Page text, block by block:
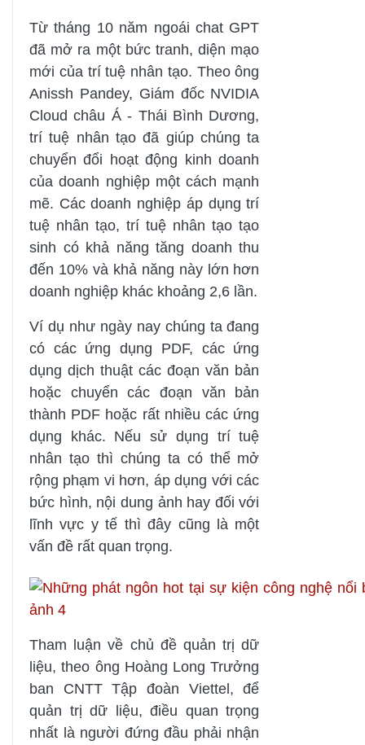
Từ tháng 10 năm ngoái chat GPT
đã mở ra một bức tranh, diện mạo
mới của trí tuệ nhân tạo. Theo ông
Anissh Pandey, Giám đốc NVIDIA
Cloud châu Á - Thái Bình Dương,
trí tuệ nhân tạo đã giúp chúng ta
chuyển đổi hoạt động kinh doanh
của doanh nghiệp một cách mạnh
mẽ. Các doanh nghiệp áp dụng trí
tuệ nhân tạo, trí tuệ nhân tạo tạo
sinh có khả năng tăng doanh thu
đến 10% và khả năng này lớn hơn
doanh nghiệp khác khoảng 2,6 lần.
Ví dụ như ngày nay chúng ta đang
có các ứng dụng PDF, các ứng
dụng dịch thuật các đoạn văn bản
hoặc chuyển các đoạn văn bản
thành PDF hoặc rất nhiều các ứng
dụng khác. Nếu sử dụng trí tuệ
nhân tạo thì chúng ta có thể mở
rộng phạm vi hơn, áp dụng với các
bức hình, nội dung ảnh hay đối với
lĩnh vực y tế thì đây cũng là một
vấn đề rất quan trọng.
Tham luận về chủ đề quản trị dữ
liệu, theo ông Hoàng Long Trưởng
ban CNTT Tập đoàn Viettel, để
quản trị dữ liệu, điều quan trọng
nhất là người đứng đầu phải nhận